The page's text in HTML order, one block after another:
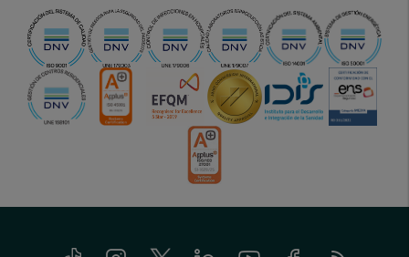
Tiktok InstagramTwitter LinkedinYoutube FacebookFeed